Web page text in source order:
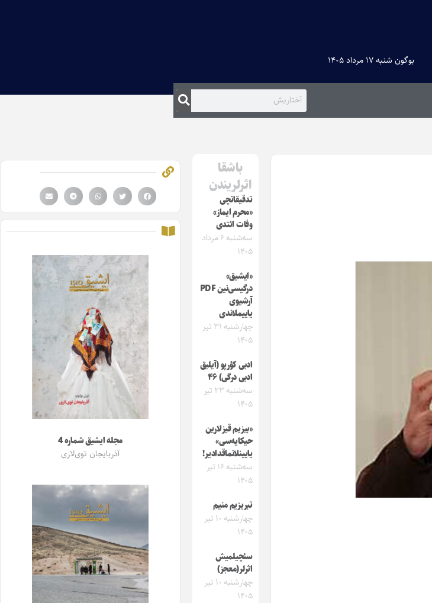
بوگون شنبه ۱۷ مرداد ۱۴۰۵
باشقا
اثرلریندن
تدقیقاتچی
«محرم ایماز»
وفات ائتدی
سه‌شنبه ۶ مرداد
۱۴۰۵
«ایشیق»
درگیسی‌نین PDF
آرشیوی
یاییملاندی
چهارشنبه ۳۱ تیر
۱۴۰۵
ادبی کؤرپو (آیلیق
ادبی درگی) ۴۶
سه‌شنبه ۲۳ تیر
۱۴۰۵
«بیزیم قیزلارین
حیکایه‌سی»
یایینلانماقدادیر!
سه‌شنبه ۱۶ تیر
۱۴۰۵
تبریزیم منیم
چهارشنبه ۱۰ تیر
۱۴۰۵
سئچیلمیش
اثرلر(معجز)
چهارشنبه ۱۰ تیر
۱۴۰۵
مجله ایشیق شماره 4
آذربایجان توی‌لاری